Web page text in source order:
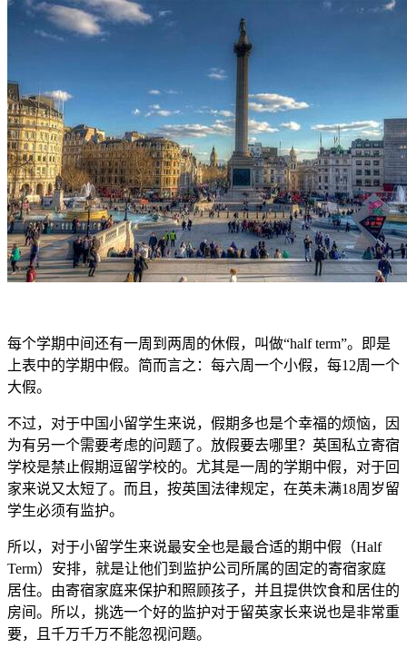
每个学期中间还有一周到两周的休假，叫做“half term”。即是
上表中的学期中假。简而言之：每六周一个小假，每12周一个
大假。
不过，对于中国小留学生来说，假期多也是个幸福的烦恼，因
为有另一个需要考虑的问题了。放假要去哪里？英国私立寄宿
学校是禁止假期逗留学校的。尤其是一周的学期中假，对于回
家来说又太短了。而且，按英国法律规定，在英未满18周岁留
学生必须有监护。
所以，对于小留学生来说最安全也是最合适的期中假（Half
Term）安排，就是让他们到监护公司所属的固定的寄宿家庭
居住。由寄宿家庭来保护和照顾孩子，并且提供饮食和居住的
房间。所以，挑选一个好的监护对于留英家长来说也是非常重
要，且千万千万不能忽视问题。